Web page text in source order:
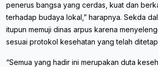
penerus bangsa yang cerdas, kuat dan
terhadap budaya lokal,” harapnya. Sekda
itupun memuji dinas arpus karena
sesuai protokol kesehatan yang telah
“Semua yang hadir ini merupakan duta